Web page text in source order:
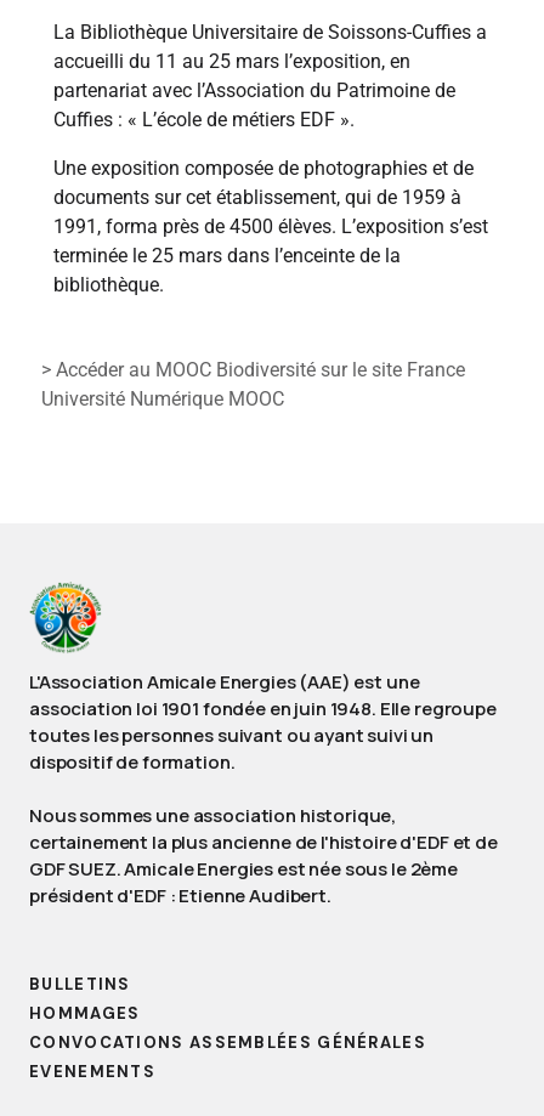
La Bibliothèque Universitaire de Soissons-Cuffies a
accueilli du 11 au 25 mars l’exposition, en
partenariat avec l’Association du Patrimoine de
Cuffies : « L’école de métiers EDF ».
Une exposition composée de photographies et de
documents sur cet établissement, qui de 1959 à
1991, forma près de 4500 élèves. L’exposition s’est
terminée le 25 mars dans l’enceinte de la
bibliothèque.
> Accéder au MOOC Biodiversité sur le site France
Université Numérique MOOC
L'Association Amicale Energies (AAE) est une
association loi 1901 fondée en juin 1948. Elle regroupe
toutes les personnes suivant ou ayant suivi un
dispositif de formation.
Nous sommes une association historique,
certainement la plus ancienne de l'histoire d'EDF et de
GDF SUEZ. Amicale Energies est née sous le 2ème
président d'EDF : Etienne Audibert.
BULLETINS
HOMMAGES
CONVOCATIONS ASSEMBLÉES GÉNÉRALES
EVENEMENTS